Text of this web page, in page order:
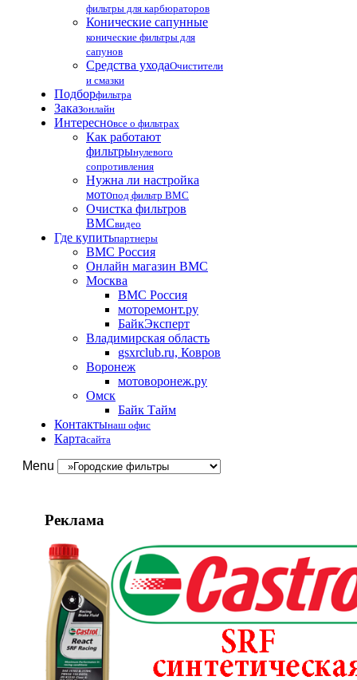
фильтры для карбюраторов
Конические сапунные
конические фильтры для
сапунов
Средства уходаОчистители
и смазки
Подборфильтра
Заказонлайн
Интересновсе о фильтрах
Как работают
фильтрынулевого
сопротивления
Нужна ли настройка
мотопод фильтр BMC
Очистка фильтров
BMCвидео
Где купитьпартнеры
BMC Россия
Онлайн магазин BMC
Москва
BMC Россия
моторемонт.ру
БайкЭксперт
Владимирская область
gsxrclub.ru, Ковров
Воронеж
мотоворонеж.ру
Омск
Байк Тайм
Контактынаш офис
Картасайта
Menu
Реклама